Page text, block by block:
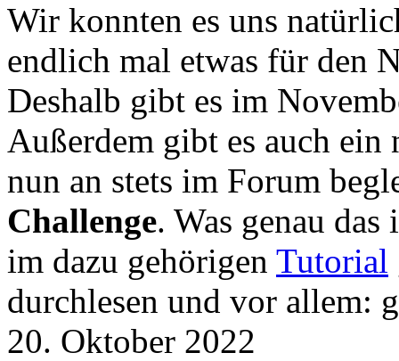
Wir konnten es uns
endlich mal etwas für den
Deshalb gibt es im
Außerdem gibt es auch ein
nun an stets im Forum
Challenge. Was genau
im dazu gehörigen Tutorial
durchlesen und vor allem:
20. Oktober 2022